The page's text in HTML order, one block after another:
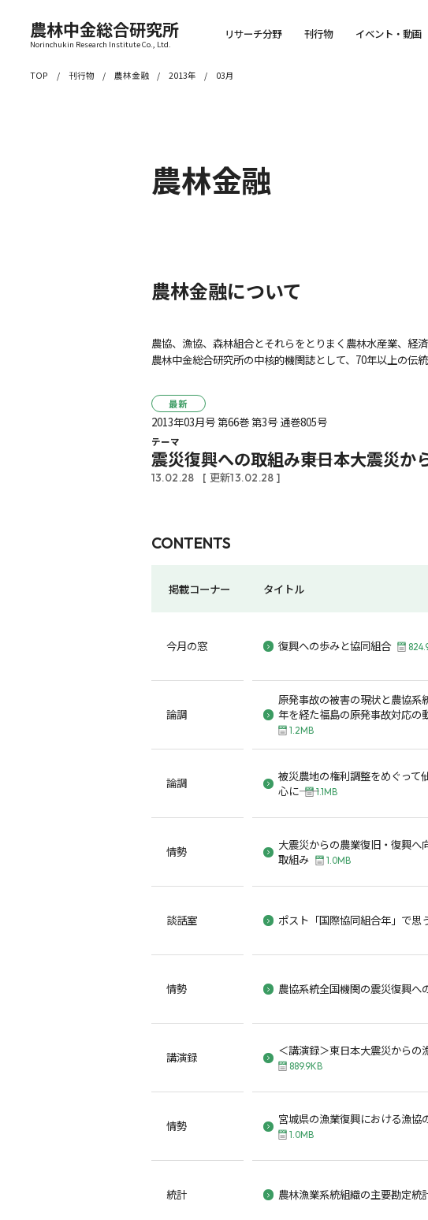
農林中金総合研究所
Norinchukin Research Institute Co., Ltd.
リサーチ分野 刊行物 イベント・動画
TOP 刊行物 農林金融 2013年 03月
農林金融
農林金融について
農協、漁協、森林組合とそれらをとりまく農林水産業、経
農林中金総合研究所の中核的機関誌として、70年以上の伝統
最新
2013年03月号 第66巻 第3号 通巻805号
テーマ
震災復興への取組み――東日本大震災から
13.02.28 [ 更新13.02.28 ]
CONTENTS
掲載コーナー タイトル
今月の窓 復興への歩みと協同組合
論調
原発事故の被害の現状と農協系
年を経た福島の原発事故対応の
1.2MB
論調
被災農地の権利調整をめぐって
心に――
1.1MB
情勢
大震災からの農業復旧・復興へ
取組み
1.0MB
談話室 ポスト「国際協同組合年」で思
情勢 農協系統全国機関の震災復興へ
講演録 ＜講演録＞東日本大震災からの漁
889.9KB
情勢 宮城県の漁業復興における漁協
1.0MB
統計 農林漁業系統組織の主要勘定統